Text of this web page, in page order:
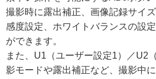
撮影時に露出補正、画像記録サイ
感度設定、ホワイトバランスの設
ができます。
また、U1（ユーザー設定1）／U2
影モードや露出補正など、撮影中